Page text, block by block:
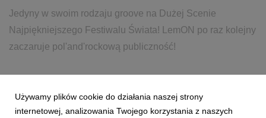
Jedyny w swoim rodzaju groove na Dużej Scenie
Najpiękniejszego Festiwalu Świata! LemON po raz kolejny
zaczaruje pol'and'rockową publiczność!
ZAGRAJĄ NA 29 POLANDROCK FESTIVAL
Używamy plików cookie do działania naszej strony
internetowej, analizowania Twojego korzystania z naszych